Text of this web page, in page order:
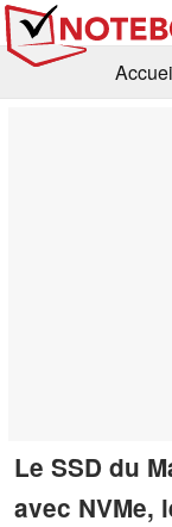
Le SSD du
avec NVMe,